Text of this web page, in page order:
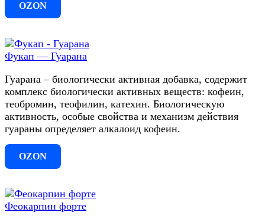
OZON
Фукап — Гуарана
Гуарана – биологически активная добавка, содержит
комплекс биологически активных веществ: кофеин,
теобромин, теофилин, катехин. Биологическую
активность, особые свойства и механизм действия
гуараны определяет алкалоид кофеин.
OZON
Феокарпин форте